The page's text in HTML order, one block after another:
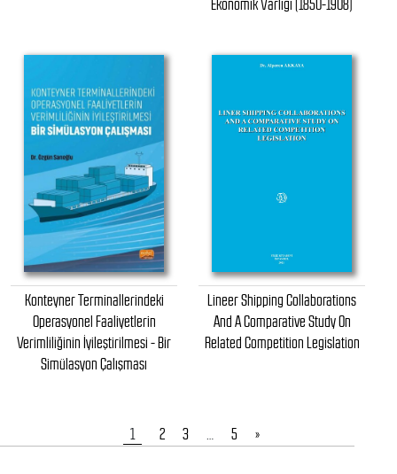
Ekonomik Varlığı (1850-1908)
Konteyner Terminallerindeki
Operasyonel Faaliyetlerin
Verimliliğinin İyileştirilmesi - Bir
Simülasyon Çalışması
Lineer Shipping Collaborations
And A Comparative Study On
Related Competition Legislation
1 2 3 … 5 »